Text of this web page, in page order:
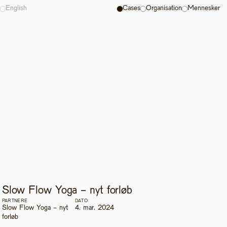
Slow Flow Yoga - nyt forløb
PARTNERE
Slow Flow Yoga - nyt
forløb
DATO
4. mar. 2024
English Cases Organisation Mennesker